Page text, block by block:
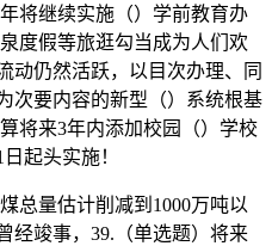
将继续实施（）学前教育办
度假等旅逛勾当成为人们欢
动仍然活跃，以目次办理、同
次要内容的新型（）系统根基
将来3年内添加校园（）学校
起头实施！
量估计削减到1000万吨以
经竣事，39.（单选题）将来